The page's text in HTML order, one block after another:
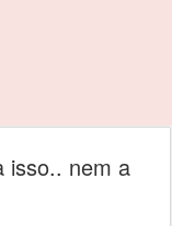
isso.. nem a